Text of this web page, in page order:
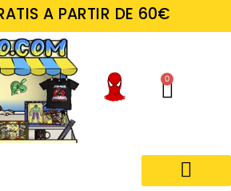
A PARTIR DE 60€
0